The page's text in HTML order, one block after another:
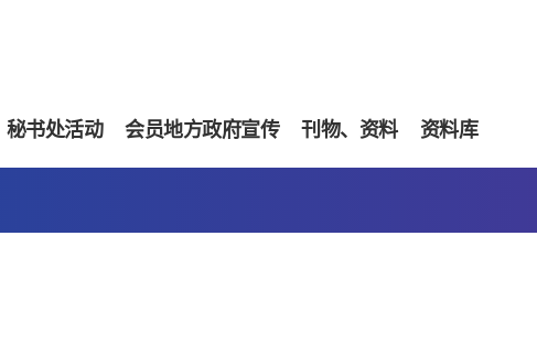
秘书处活动 会员地方政府宣传 刊物、资料 资料库